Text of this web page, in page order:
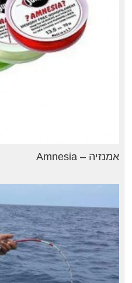
אמנזיה – Amnesia